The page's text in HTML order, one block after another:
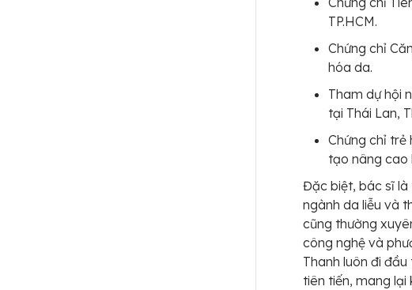
TP.HCM.
Chứng chỉ
hóa da.
Tham dự hội
tại Thái Lan,
Chứng chỉ trẻ
tạo nâng cao
Đặc biệt, bác sĩ là
ngành da liễu và
cũng thường
công nghệ và
Thanh luôn đi
tiên tiến, mang